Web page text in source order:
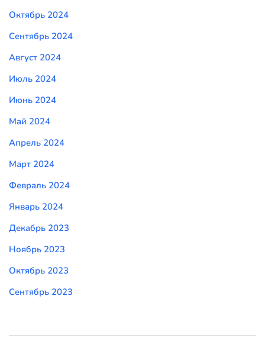
Октябрь 2024
Сентябрь 2024
Август 2024
Июль 2024
Июнь 2024
Май 2024
Апрель 2024
Март 2024
Февраль 2024
Январь 2024
Декабрь 2023
Ноябрь 2023
Октябрь 2023
Сентябрь 2023